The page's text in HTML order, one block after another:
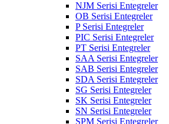
NJM Serisi Entegreler
OB Serisi Entegreler
P Serisi Entegreler
PIC Serisi Entegreler
PT Serisi Entegreler
SAA Serisi Entegreler
SAB Serisi Entegreler
SDA Serisi Entegreler
SG Serisi Entegreler
SK Serisi Entegreler
SN Serisi Entegreler
SPM Serisi Entegreler